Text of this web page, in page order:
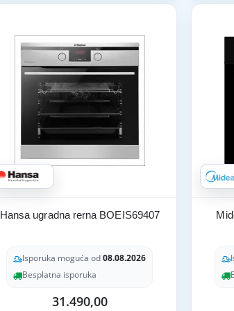
Hansa ugradna rerna BOEIS69407
Isporuka moguća od08.08.2026
Besplatna isporuka
31.490,00